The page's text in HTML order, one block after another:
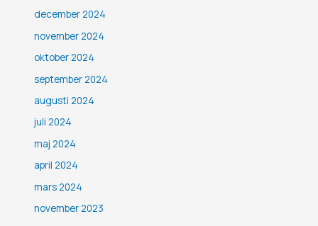
december 2024
november 2024
oktober 2024
september 2024
augusti 2024
juli 2024
maj 2024
april 2024
mars 2024
november 2023